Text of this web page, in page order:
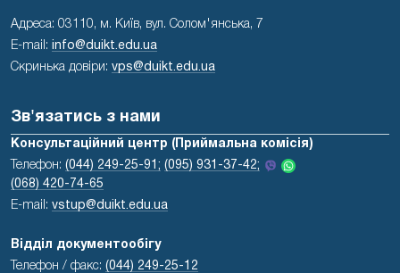
Адреса: 03110, м. Київ, вул. Солом'янська, 7
E-mail:
info@duikt.edu.ua
Скринька довіри: vps@duikt.edu.ua
Зв'язатись з нами
Консультаційний центр (Приймальна комісія)
Телефон: (044) 249-25-91; (095) 931-37-42;
(068) 420-74-65
E-mail: vstup@duikt.edu.ua
Відділ документообігу
Телефон / факс: (044) 249-25-12